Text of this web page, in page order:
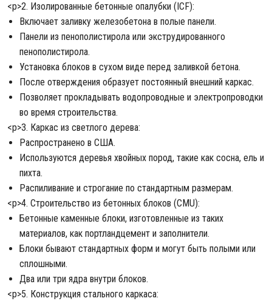
<р>2. Изолированные бетонные опалубки (ICF):
Включает заливку железобетона в полые панели.
Панели из пенополистирола или экструдированного
пенополистирола.
Установка блоков в сухом виде перед заливкой бетона.
После отверждения образует постоянный внешний каркас.
Позволяет прокладывать водопроводные и электропроводки
во время строительства.
<р>3. Каркас из светлого дерева:
Распространено в США.
Используются деревья хвойных пород, такие как сосна, ель и
пихта.
Распиливание и строгание по стандартным размерам.
<р>4. Строительство из бетонных блоков (CMU):
Бетонные каменные блоки, изготовленные из таких
материалов, как портландцемент и заполнители.
Блоки бывают стандартных форм и могут быть полыми или
сплошными.
Два или три ядра внутри блоков.
<р>5. Конструкция стального каркаса: